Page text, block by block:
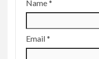
Name*
Email*